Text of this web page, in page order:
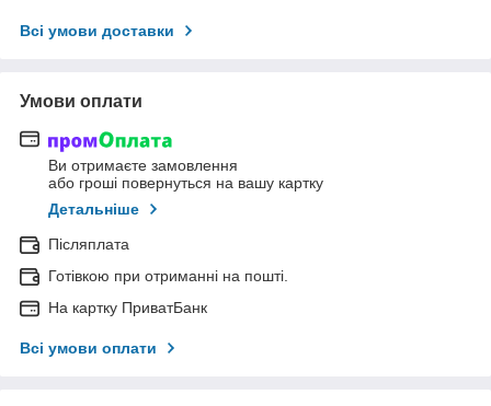
Всі умови доставки
Умови оплати
Ви отримаєте замовлення
або гроші повернуться на вашу картку
Детальніше
Післяплата
Готівкою при отриманні на пошті.
На картку ПриватБанк
Всі умови оплати